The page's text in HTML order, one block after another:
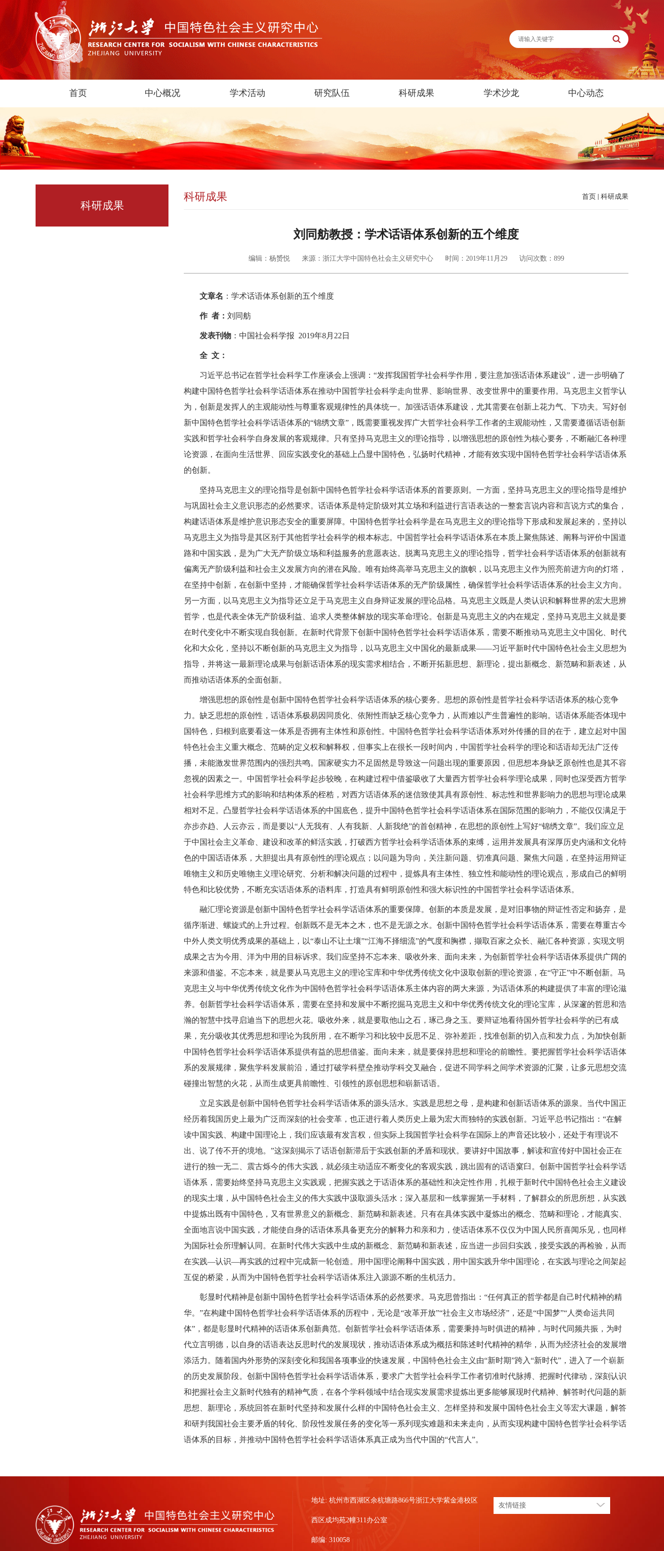
首页 中心概况 学术活动 研究队伍 科研成果 学术沙龙 中心动态
科研成果
首页 科研成果
科研成果
刘同舫教授：学术话语体系创新的五个维度
编辑：杨赟悦 来源：浙江大学中国特色社会主义研究中心 时间：2019年11月29 访问次数： 899
文章名 ：学术话语体系创新的五个维度
作 者： 刘同舫
发表刊物 ：中国社会科学报 2019年8月22日
全 文：
习近平总书记在哲学社会科学工作座谈会上强调：“发挥我国哲学社会科学作用，要注意加强话语体系建设”，进一步明确了
构建中国特色哲学社会科学话语体系在推动中国哲学社会科学走向世界、影响世界、改变世界中的重要作用。马克思主义哲学认
为，创新是发挥人的主观能动性与尊重客观规律性的具体统一。加强话语体系建设，尤其需要在创新上花力气、下功夫。写好创
新中国特色哲学社会科学话语体系的“锦绣文章”，既需要重视发挥广大哲学社会科学工作者的主观能动性，又需要遵循话语创新
实践和哲学社会科学自身发展的客观规律。只有坚持马克思主义的理论指导，以增强思想的原创性为核心要务，不断融汇各种理
论资源，在面向生活世界、回应实践变化的基础上凸显中国特色，弘扬时代精神，才能有效实现中国特色哲学社会科学话语体系
的创新。
坚持马克思主义的理论指导是创新中国特色哲学社会科学话语体系的首要原则。一方面，坚持马克思主义的理论指导是维护
与巩固社会主义意识形态的必然要求。话语体系是特定阶级对其立场和利益进行言语表达的一整套言说内容和言说方式的集合，
构建话语体系是维护意识形态安全的重要屏障。中国特色哲学社会科学是在马克思主义的理论指导下形成和发展起来的，坚持以
马克思主义为指导是其区别于其他哲学社会科学的根本标志。中国哲学社会科学话语体系在本质上聚焦陈述、阐释与评价中国道
路和中国实践，是为广大无产阶级立场和利益服务的意愿表达。脱离马克思主义的理论指导，哲学社会科学话语体系的创新就有
偏离无产阶级利益和社会主义发展方向的潜在风险。唯有始终高举马克思主义的旗帜，以马克思主义作为照亮前进方向的灯塔，
在坚持中创新，在创新中坚持，才能确保哲学社会科学话语体系的无产阶级属性，确保哲学社会科学话语体系的社会主义方向。
另一方面，以马克思主义为指导还立足于马克思主义自身辩证发展的理论品格。马克思主义既是人类认识和解释世界的宏大思辨
哲学，也是代表全体无产阶级利益、追求人类整体解放的现实革命理论。创新是马克思主义的内在规定，坚持马克思主义就是要
在时代变化中不断实现自我创新。在新时代背景下创新中国特色哲学社会科学话语体系，需要不断推动马克思主义中国化、时代
化和大众化，坚持以不断创新的马克思主义为指导，以马克思主义中国化的最新成果——习近平新时代中国特色社会主义思想为
指导，并将这一最新理论成果与创新话语体系的现实需求相结合，不断开拓新思想、新理论，提出新概念、新范畴和新表述，从
而推动话语体系的全面创新。
增强思想的原创性是创新中国特色哲学社会科学话语体系的核心要务。思想的原创性是哲学社会科学话语体系的核心竞争
力。缺乏思想的原创性，话语体系极易因同质化、依附性而缺乏核心竞争力，从而难以产生普遍性的影响。话语体系能否体现中
国特色，归根到底要看这一体系是否拥有主体性和原创性。中国特色哲学社会科学话语体系对外传播的目的在于，建立起对中国
特色社会主义重大概念、范畴的定义权和解释权，但事实上在很长一段时间内，中国哲学社会科学的理论和话语却无法广泛传
播，未能激发世界范围内的强烈共鸣。国家硬实力不足固然是导致这一问题出现的重要原因，但思想本身缺乏原创性也是其不容
忽视的因素之一。中国哲学社会科学起步较晚，在构建过程中借鉴吸收了大量西方哲学社会科学理论成果，同时也深受西方哲学
社会科学思维方式的影响和结构体系的桎梏，对西方话语体系的迷信致使其具有原创性、标志性和世界影响力的思想与理论成果
相对不足。凸显哲学社会科学话语体系的中国底色，提升中国特色哲学社会科学话语体系在国际范围的影响力，不能仅仅满足于
亦步亦趋、人云亦云，而是要以“人无我有、人有我新、人新我绝”的首创精神，在思想的原创性上写好“锦绣文章”。我们应立足
于中国社会主义革命、建设和改革的鲜活实践，打破西方哲学社会科学话语体系的束缚，运用并发展具有深厚历史内涵和文化特
色的中国话语体系，大胆提出具有原创性的理论观点；以问题为导向，关注新问题、切准真问题、聚焦大问题，在坚持运用辩证
唯物主义和历史唯物主义理论研究、分析和解决问题的过程中，提炼具有主体性、独立性和能动性的理论观点，形成自己的鲜明
特色和比较优势，不断充实话语体系的语料库，打造具有鲜明原创性和强大标识性的中国哲学社会科学话语体系。
融汇理论资源是创新中国特色哲学社会科学话语体系的重要保障。创新的本质是发展，是对旧事物的辩证性否定和扬弃，是
循序渐进、螺旋式的上升过程。创新既不是无本之木，也不是无源之水。创新中国特色哲学社会科学话语体系，需要在尊重古今
中外人类文明优秀成果的基础上，以“泰山不让土壤”“江海不择细流”的气度和胸襟，撷取百家之众长、融汇各种资源，实现文明
成果之古为今用、洋为中用的目标诉求。我们应坚持不忘本来、吸收外来、面向未来，为创新哲学社会科学话语体系提供广阔的
来源和借鉴。不忘本来，就是要从马克思主义的理论宝库和中华优秀传统文化中汲取创新的理论资源，在“守正”中不断创新。马
克思主义与中华优秀传统文化作为中国特色哲学社会科学话语体系主体内容的两大来源，为话语体系的构建提供了丰富的理论滋
养。创新哲学社会科学话语体系，需要在坚持和发展中不断挖掘马克思主义和中华优秀传统文化的理论宝库，从深邃的哲思和浩
瀚的智慧中找寻启迪当下的思想火花。吸收外来，就是要取他山之石，琢己身之玉。要辩证地看待国外哲学社会科学的已有成
果，充分吸收其优秀思想和理论为我所用，在不断学习和比较中反思不足、弥补差距，找准创新的切入点和发力点，为加快创新
中国特色哲学社会科学话语体系提供有益的思想借鉴。面向未来，就是要保持思想和理论的前瞻性。要把握哲学社会科学话语体
系的发展规律，聚焦学科发展前沿，通过打破学科壁垒推动学科交叉融合，促进不同学科之间学术资源的汇聚，让多元思想交流
碰撞出智慧的火花，从而生成更具前瞻性、引领性的原创思想和崭新话语。
立足实践是创新中国特色哲学社会科学话语体系的源头活水。实践是思想之母，是构建和创新话语体系的源泉。当代中国正
经历着我国历史上最为广泛而深刻的社会变革，也正进行着人类历史上最为宏大而独特的实践创新。习近平总书记指出：“在解
读中国实践、构建中国理论上，我们应该最有发言权，但实际上我国哲学社会科学在国际上的声音还比较小，还处于有理说不
出、说了传不开的境地。”这深刻揭示了话语创新滞后于实践创新的矛盾和现状。要讲好中国故事，解读和宣传好中国社会正在
进行的独一无二、震古烁今的伟大实践，就必须主动适应不断变化的客观实践，跳出固有的话语窠臼。创新中国哲学社会科学话
语体系，需要始终坚持马克思主义实践观，把握实践之于话语体系的基础性和决定性作用，扎根于新时代中国特色社会主义建设
的现实土壤，从中国特色社会主义的伟大实践中汲取源头活水；深入基层和一线掌握第一手材料，了解群众的所思所想，从实践
中提炼出既有中国特色，又有世界意义的新概念、新范畴和新表述。只有在具体实践中凝炼出的概念、范畴和理论，才能真实、
全面地言说中国实践，才能使自身的话语体系具备更充分的解释力和亲和力，使话语体系不仅仅为中国人民所喜闻乐见，也同样
为国际社会所理解认同。在新时代伟大实践中生成的新概念、新范畴和新表述，应当进一步回归实践，接受实践的再检验，从而
在实践—认识—再实践的过程中完成新一轮创造。用中国理论阐释中国实践，用中国实践升华中国理论，在实践与理论之间架起
互促的桥梁，从而为中国特色哲学社会科学话语体系注入源源不断的生机活力。
彰显时代精神是创新中国特色哲学社会科学话语体系的必然要求。马克思曾指出：“任何真正的哲学都是自己时代精神的精
华。”在构建中国特色哲学社会科学话语体系的历程中，无论是“改革开放”“社会主义市场经济”，还是“中国梦”“人类命运共同
体”，都是彰显时代精神的话语体系创新典范。创新哲学社会科学话语体系，需要秉持与时俱进的精神，与时代同频共振，为时
代立言明德，以自身的话语表达反思时代的发展现状，推动话语体系成为概括和陈述时代精神的精华，从而为经济社会的发展增
添活力。随着国内外形势的深刻变化和我国各项事业的快速发展，中国特色社会主义由“新时期”跨入“新时代”，进入了一个崭新
的历史发展阶段。创新中国特色哲学社会科学话语体系，要求广大哲学社会科学工作者切准时代脉搏、把握时代律动，深刻认识
和把握社会主义新时代独有的精神气质，在各个学科领域中结合现实发展需求提炼出更多能够展现时代精神、解答时代问题的新
思想、新理论，系统回答在新时代坚持和发展什么样的中国特色社会主义、怎样坚持和发展中国特色社会主义等宏大课题，解答
和研判我国社会主要矛盾的转化、阶段性发展任务的变化等一系列现实难题和未来走向，从而实现构建中国特色哲学社会科学话
语体系的目标，并推动中国特色哲学社会科学话语体系真正成为当代中国的“代言人”。
地址: 杭州市西湖区余杭塘路866号浙江大学紫金港校区
西区成均苑2幢311办公室
邮编: 310058
友情链接